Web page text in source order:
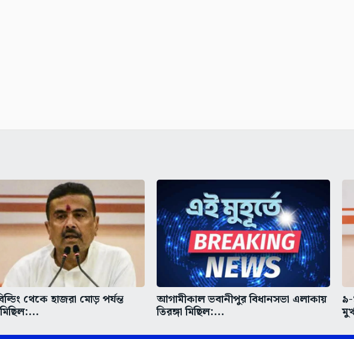
থেকে হাজরা মোড় পর্যন্ত আগামীকাল ভবানীপুর বিধানসভা এলাকায়
তিরঙ্গা মিছিল:...